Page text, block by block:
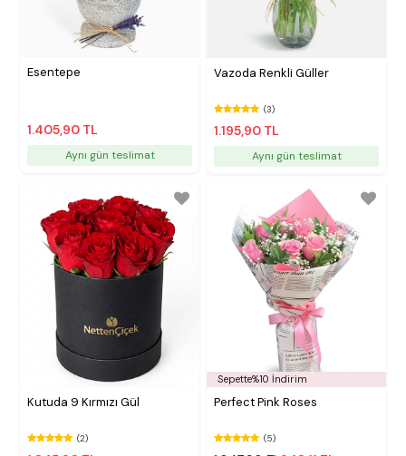
Esentepe
1.405,90 TL
Aynı gün teslimat
Vazoda Renkli Güller
(3)
1.195,90 TL
Aynı gün teslimat
Kutuda 9 Kırmızı Gül
(2)
Sepette%10 İndirim
Perfect Pink Roses
(5)